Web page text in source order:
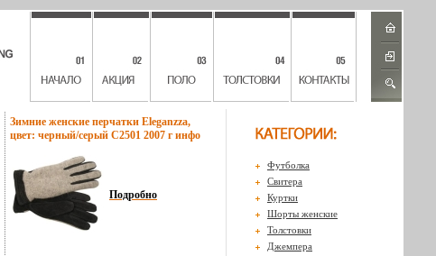
Зимние женские перчатки Eleganzza,
цвет: черный/серый C2501 2007 г инфо
Подробно
Футболка
Свитера
Куртки
Шорты женские
Толстовки
Джемпера